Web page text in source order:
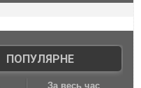
ПОПУЛЯРНЕ
За весь час